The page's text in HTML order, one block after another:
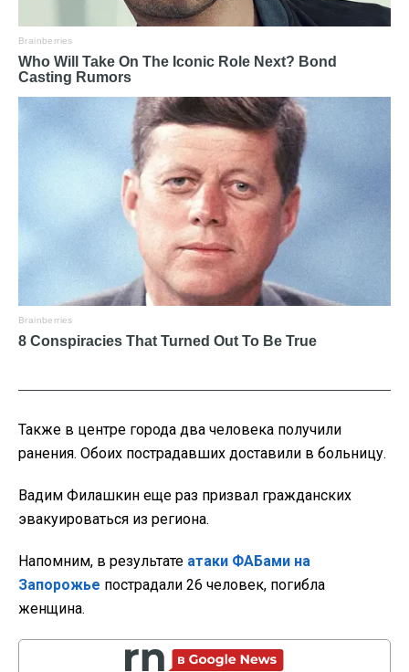
Также в центре города два человека получили
ранения. Обоих пострадавших доставили в больницу.
Вадим Филашкин еще раз призвал гражданских
эвакуироваться из региона.
Напомним, в результате атаки ФАБами на
Запорожье пострадали 26 человек, погибла
женщина.